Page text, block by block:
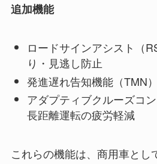
追加機能
ロードサインアシスト（
り・見逃し防止
発進遅れ告知機能（TMN
アダプティブクルーズコ
長距離運転の疲労軽減
これらの機能は、商用車とし